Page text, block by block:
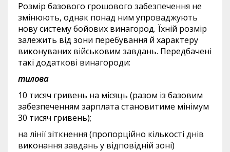
Розмір базового грошового забезпечення не
змінюють, однак понад ним упроваджують
нову систему бойових винагород. Їхній розмір
залежить від зони перебування й характеру
виконуваних військовим завдань. Передбачені
такі додаткові винагороди:
тилова
10 тисяч гривень на місяць (разом із базовим
забезпеченням зарплата становитиме мінімум
30 тисяч гривень);
на лінії зіткнення (пропорційно кількості днів
виконання завдань у відповідній зоні)